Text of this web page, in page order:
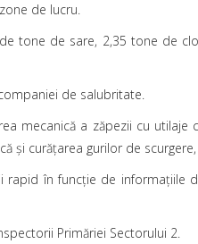
de lucru.
tone de sare, 2,35 tone de
de salubritate.
mecanică a zăpezii cu
şi curăţarea gurilor de
în funcţie de informaţiile
Primăriei Sectorului 2.